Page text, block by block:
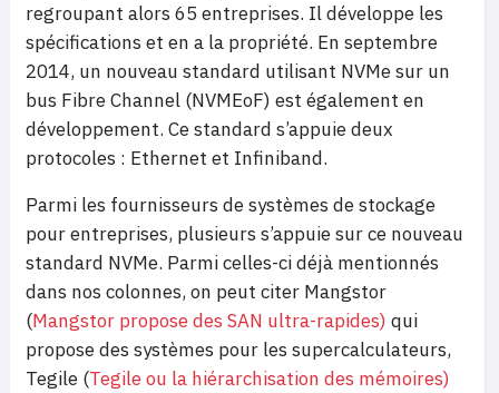
regroupant alors 65 entreprises. Il développe les
spécifications et en a la propriété. En septembre
2014, un nouveau standard utilisant NVMe sur un
bus Fibre Channel (NVMEoF) est également en
développement. Ce standard s’appuie deux
protocoles : Ethernet et Infiniband.
Parmi les fournisseurs de systèmes de stockage
pour entreprises, plusieurs s’appuie sur ce nouveau
standard NVMe. Parmi celles-ci déjà mentionnés
dans nos colonnes, on peut citer Mangstor
(Mangstor propose des SAN ultra-rapides) qui
propose des systèmes pour les supercalculateurs,
Tegile (Tegile ou la hiérarchisation des mémoires)